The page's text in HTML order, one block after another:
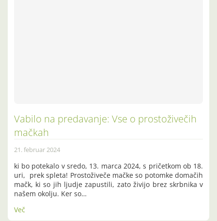
Vabilo na predavanje: Vse o prostoživečih
mačkah
21. februar 2024
ki bo potekalo v sredo, 13. marca 2024, s pričetkom ob 18.
uri, prek spleta! Prostoživeče mačke so potomke domačih
mačk, ki so jih ljudje zapustili, zato živijo brez skrbnika v
našem okolju. Ker so…
Več